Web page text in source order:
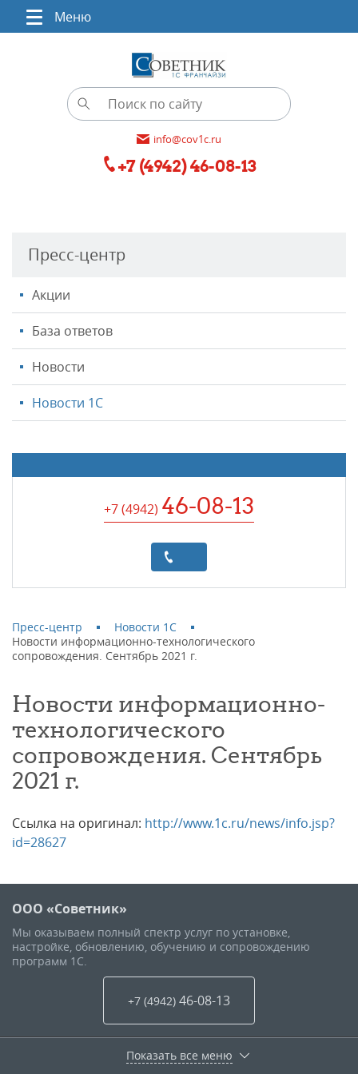
Меню
info@cov1c.ru
+7 (4942) 46-08-13
Пресс-центр
Акции
База ответов
Новости
Новости 1С
+7 (4942) 46-08-13
Пресс-центр
Новости 1С
Новости информационно-технологического
сопровождения. Сентябрь 2021 г.
Новости информационно-
технологического
сопровождения. Сентябрь
2021 г.
Ссылка на оригинал: http://www.1c.ru/news/info.jsp?
id=28627
ООО «Советник»
Мы оказываем полный спектр услуг по установке,
настройке, обновлению, обучению и сопровождению
программ 1С.
+7 (4942) 46-08-13
Показать все меню